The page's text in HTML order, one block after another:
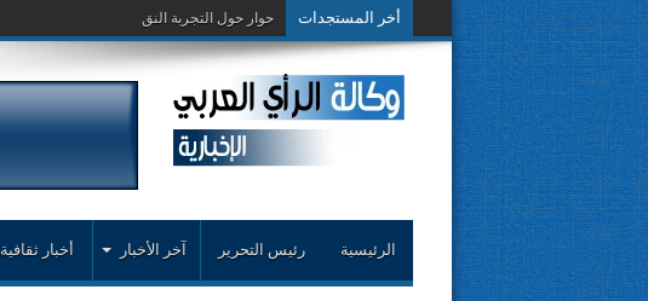
أخر المستجدات حوار حول التجربة النقدية..محمد زغلا
الرئيسية رئيس التحرير آخر الأخبار أخبار ثقافية